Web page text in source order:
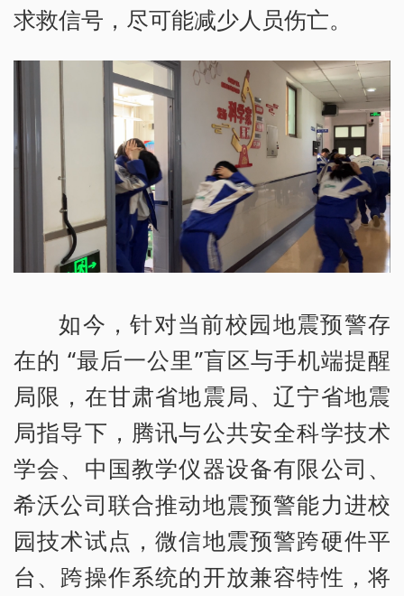
求救信号，尽可能减少人员伤亡。
如今，针对当前校园地震预警存
在的 “最后一公里”盲区与手机端提醒
局限，在甘肃省地震局、辽宁省地震
局指导下，腾讯与公共安全科学技术
学会、中国教学仪器设备有限公司、
希沃公司联合推动地震预警能力进校
园技术试点，微信地震预警跨硬件平
台、跨操作系统的开放兼容特性，将